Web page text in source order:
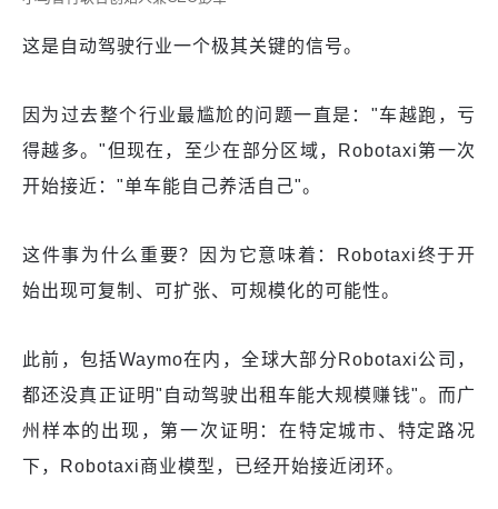
这是自动驾驶行业一个极其关键的信号。
因为过去整个行业最尴尬的问题一直是："车越跑，亏
得越多。"但现在，至少在部分区域，Robotaxi第一次
开始接近："单车能自己养活自己"。
这件事为什么重要？因为它意味着：Robotaxi终于开
始出现可复制、可扩张、可规模化的可能性。
此前，包括Waymo在内，全球大部分Robotaxi公司，
都还没真正证明"自动驾驶出租车能大规模赚钱"。而广
州样本的出现，第一次证明：在特定城市、特定路况
下，Robotaxi商业模型，已经开始接近闭环。